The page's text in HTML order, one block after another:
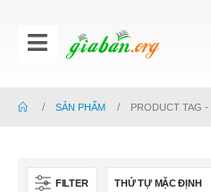
SẢN PHẨM PRODUCT TAG -
FILTER